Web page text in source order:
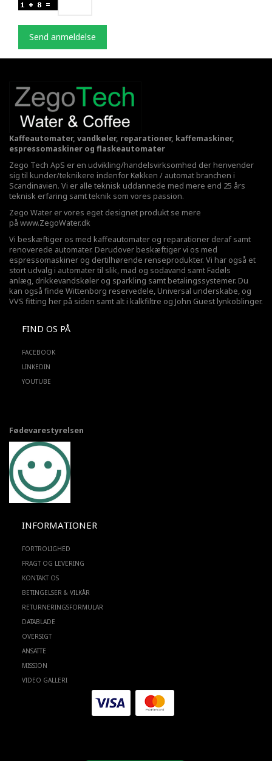
Send anmeldelse
Kaffeautomater, vandkøler, reparationer, kaffemaskiner,
espressomaskiner og flaskeautomater
Zego Tech ApS er en udvikling/handelsvirksomhed der henvender
sig til kunder/teknikere indenfor Køkken / automat branchen i
Scandinavien. Vi er alle teknisk uddannede med mere end 25 års
teknisk erfaring samt teknik som vores passion.
Zego Water er vores eget designet produkt se mere
på www.ZegoWater.dk
Vi beskæftiger os med kaffeautomater og reparationer deraf samt
renoverede automater. Derudover beskæftiger vi os med
espressomaskiner og dertilhørende renseprodukter. Vi har også et
stort udvalg i automater til slik, mad og sodavand samt Fadøls
anlæg, drikkevandskøler og sparkling samt betalingssystemer. Du
kan også finde Wittenborg reservedele, Universal underskabe, og
VVS fitting her på siden samt alt i kalkfiltre og John Guest lynkoblinger.
FIND OS PÅ
FACEBOOK
LINKEDIN
YOUTUBE
Fødevarestyrelsen
INFORMATIONER
FORTROLIGHED
FRAGT OG LEVERING
KONTAKT OS
BETINGELSER & VILKÅR
RETURNERINGSFORMULAR
DATABLADE
OVERSIGT
ANSATTE
MISSION
VIDEO GALLERI